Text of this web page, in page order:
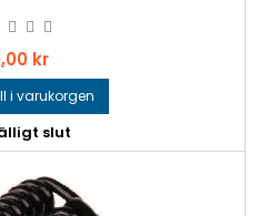
kr
i varukorgen
slut